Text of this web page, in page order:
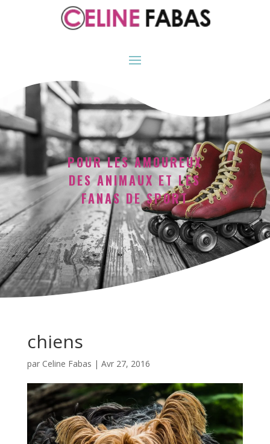
POUR LES AMOUREUX
DES ANIMAUX ET LES
FANAS DE SPORT
chiens
par Celine Fabas | Avr 27, 2016